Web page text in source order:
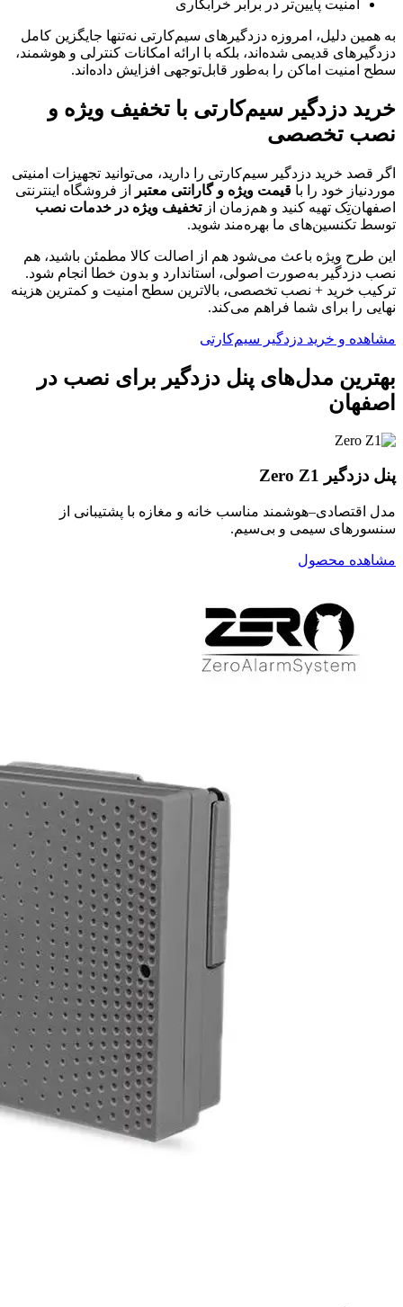
امنیت پایین‌تر در برابر خرابکاری
به همین دلیل، امروزه دزدگیرهای سیم‌کارتی نه‌تنها جایگزین کامل
دزدگیرهای قدیمی شده‌اند، بلکه با ارائه امکانات کنترلی و هوشمند،
سطح امنیت اماکن را به‌طور قابل‌توجهی افزایش داده‌اند.
خرید دزدگیر سیم‌کارتی با تخفیف ویژه و
نصب تخصصی
اگر قصد خرید دزدگیر سیم‌کارتی را دارید، می‌توانید تجهیزات امنیتی
موردنیاز خود را با قیمت ویژه و گارانتی معتبر
از فروشگاه اینترنتی
اصفهان‌تِک تهیه کنید و هم‌زمان ازتخفیف ویژه در خدمات نصب
توسط تکنسین‌های ما بهره‌مند شوید.
این طرح ویژه باعث می‌شود هم از اصالت کالا مطمئن باشید، هم
نصب دزدگیر به‌صورت اصولی، استاندارد و بدون خطا انجام شود.
ترکیب خرید + نصب تخصصی، بالاترین سطح امنیت و کمترین هزینه
نهایی را برای شما فراهم می‌کند.
مشاهده و خرید دزدگیر سیم‌کارتی
بهترین مدل‌های پنل دزدگیر برای نصب در
اصفهان
پنل دزدگیر Zero Z1
مدل اقتصادی–هوشمند مناسب خانه و مغازه با پشتیبانی از
سنسورهای سیمی و بی‌سیم.
مشاهده محصول